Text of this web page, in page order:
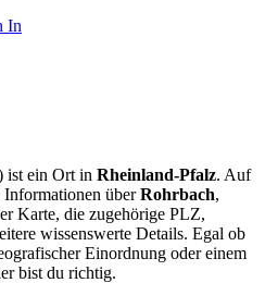
In
ist ein Ort in Rheinland-Pfalz. Auf
Informationen überRohrbach,
Karte, die zugehörige PLZ,
wissenswerte Details. Egal ob
Einordnung oder einem
bist du richtig.